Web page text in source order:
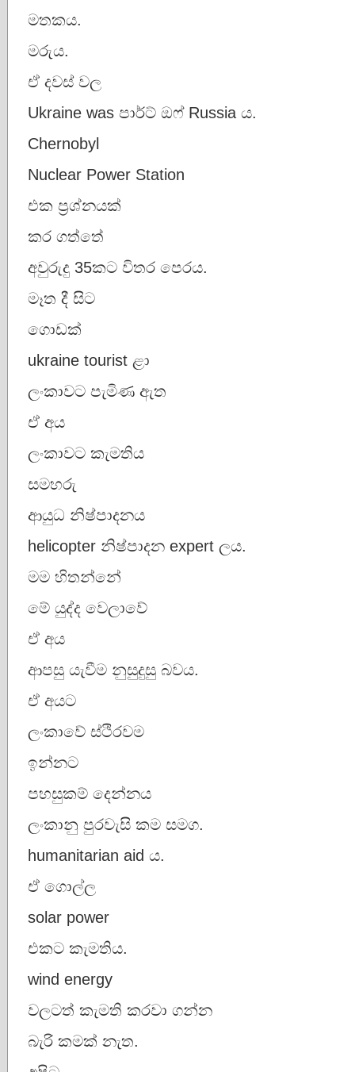
මතකය.
මරුය.
ඒ දවස් වල
Ukraine was පාර්ට් ඔෆ් Russia ය.
Chernobyl
Nuclear Power Station
එක ප්‍රශ්නයක්
කර ගත්තේ
අවුරුදු 35කට විතර පෙරය.
මෑත දී සිට
ගොඩක්
ukraine tourist ළා
ලංකාවට පැමිණ ඇත
ඒ අය
ලංකාවට කැමතිය
සමහරු
ආයුධ නිෂ්පාදනය
helicopter නිෂ්පාදන expert ලය.
මම හිතන්නේ
මේ යුද්ද වෙලාවේ
ඒ අය
ආපසු යැවීම නුසුදුසු බවය.
ඒ අයට
ලංකාවේ ස්ථිරවම
ඉන්නට
පහසුකම් දෙන්නය
ලංකානු පුරවැසි කම සමග.
humanitarian aid ය.
ඒ ගොල්ල
solar power
එකට කැමතිය.
wind energy
වලටත් කැමති කරවා ගන්න
බැරි කමක් නැත.